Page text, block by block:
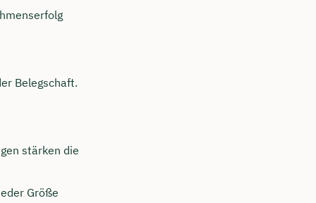
Belegschaft.
stärken die
Größe